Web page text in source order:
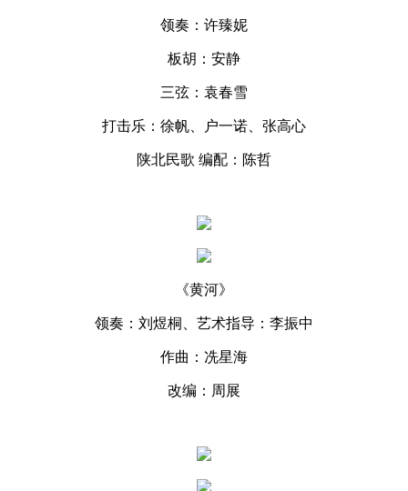
领奏：许臻妮
板胡：安静
三弦：袁春雪
打击乐：徐帆、户一诺、张高心
陕北民歌 编配：陈哲
《黄河》
领奏：刘煜桐、艺术指导：李振中
作曲：冼星海
改编：周展